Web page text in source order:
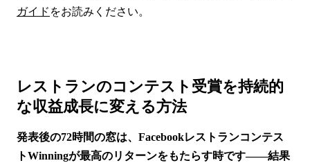
ガイド をお読みください。
レストランのコンテスト受賞を持続的
な収益成長に変える方法
発表後の72時間の窓は、Facebookレストランコンテス
トWinningが最高のリターンをもたらす時です——結果